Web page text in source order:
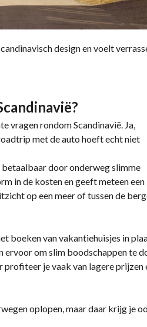
design en voelt
vragen rondom Scandinavië. Ja,
met de auto hoeft echt niet
betaalbaar door onderweg slimme
in de kosten en geeft meteen een
op een meer of tussen de
boeken van vakantiehuisjes in
ervoor om slim boodschappen te
profiteer je vaak van lagere prijzen
oplopen, maar daar krijg je